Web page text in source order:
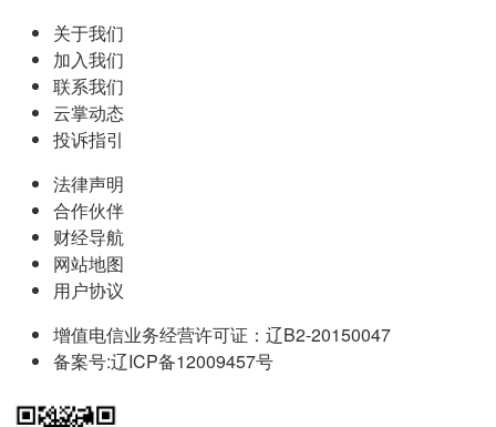
关于我们
加入我们
联系我们
云掌动态
投诉指引
法律声明
合作伙伴
财经导航
网站地图
用户协议
增值电信业务经营许可证：辽B2-20150047
备案号:辽ICP备12009457号